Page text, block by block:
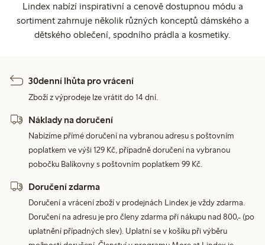
Lindex nabízí inspirativní a cenově dostupnou módu a
sortiment zahrnuje několik různých konceptů dámského a
dětského oblečení, spodního prádla a kosmetiky.
30denní lhůta pro vrácení
Zboží z výprodeje lze vrátit do 14 dní.
Náklady na doručení
Nabízíme přímé doručení na vybranou adresu s poštovním
poplatkem ve výši 129 Kč, případně doručení na vybranou
pobočku Balíkovny s poštovním poplatkem 99 Kč.
Doručení zdarma
Doručení a vrácení zboží v prodejnách Lindex je vždy zdarma.
Doručení na adresu je pro členy zdarma při nákupu nad 800,- (po
uplatnění případných slev). Uplatní se v košíku při výběru